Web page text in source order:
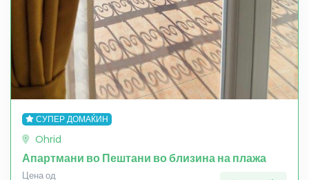
СУПЕР ДОМАЌИН
Ohrid
Апартмани во Пештани во близина на плажа
Цена од